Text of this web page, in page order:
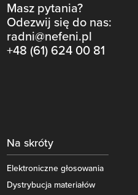
Masz pytania?
Odezwij się do nas:
radni@nefeni.pl
+48 (61) 624 00 81
Na skróty
Elektroniczne głosowania
Dystrybucja materiałów